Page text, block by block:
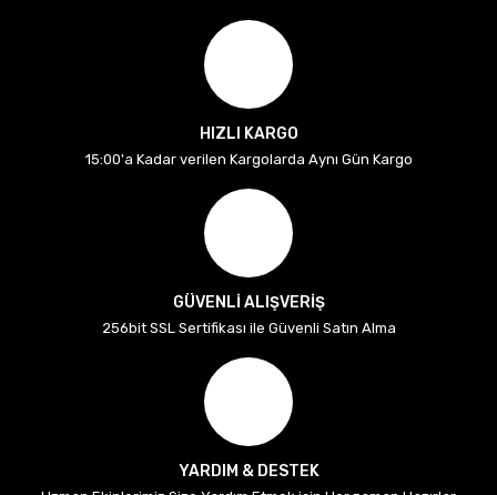
HIZLI KARGO
15:00'a Kadar verilen Kargolarda Aynı Gün Kargo
GÜVENLİ ALIŞVERİŞ
256bit SSL Sertifikası ile Güvenli Satın Alma
YARDIM & DESTEK